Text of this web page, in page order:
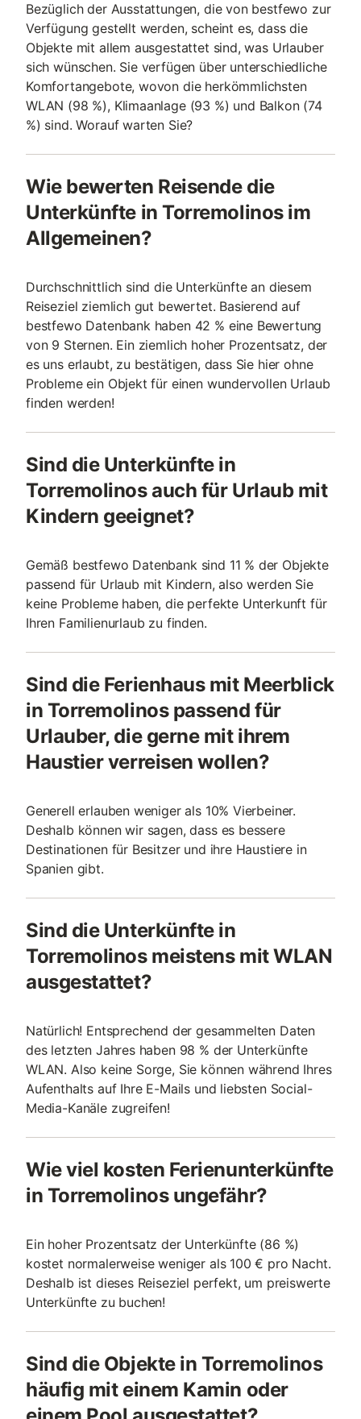
Bezüglich der Ausstattungen, die von bestfewo zur
Verfügung gestellt werden, scheint es, dass die
Objekte mit allem ausgestattet sind, was Urlauber
sich wünschen. Sie verfügen über unterschiedliche
Komfortangebote, wovon die herkömmlichsten
WLAN (98 %), Klimaanlage (93 %) und Balkon (74
%) sind. Worauf warten Sie?
Wie bewerten Reisende die
Unterkünfte in Torremolinos im
Allgemeinen?
Durchschnittlich sind die Unterkünfte an diesem
Reiseziel ziemlich gut bewertet. Basierend auf
bestfewo Datenbank haben 42 % eine Bewertung
von 9 Sternen. Ein ziemlich hoher Prozentsatz, der
es uns erlaubt, zu bestätigen, dass Sie hier ohne
Probleme ein Objekt für einen wundervollen Urlaub
finden werden!
Sind die Unterkünfte in
Torremolinos auch für Urlaub mit
Kindern geeignet?
Gemäß bestfewo Datenbank sind 11 % der Objekte
passend für Urlaub mit Kindern, also werden Sie
keine Probleme haben, die perfekte Unterkunft für
Ihren Familienurlaub zu finden.
Sind die Ferienhaus mit Meerblick
in Torremolinos passend für
Urlauber, die gerne mit ihrem
Haustier verreisen wollen?
Generell erlauben weniger als 10% Vierbeiner.
Deshalb können wir sagen, dass es bessere
Destinationen für Besitzer und ihre Haustiere in
Spanien gibt.
Sind die Unterkünfte in
Torremolinos meistens mit WLAN
ausgestattet?
Natürlich! Entsprechend der gesammelten Daten
des letzten Jahres haben 98 % der Unterkünfte
WLAN. Also keine Sorge, Sie können während Ihres
Aufenthalts auf Ihre E-Mails und liebsten Social-
Media-Kanäle zugreifen!
Wie viel kosten Ferienunterkünfte
in Torremolinos ungefähr?
Ein hoher Prozentsatz der Unterkünfte (86 %)
kostet normalerweise weniger als 100 € pro Nacht.
Deshalb ist dieses Reiseziel perfekt, um preiswerte
Unterkünfte zu buchen!
Sind die Objekte in Torremolinos
häufig mit einem Kamin oder